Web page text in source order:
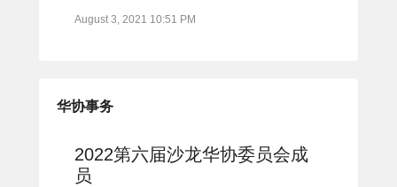
August 3, 2021 10:51 PM
华协事务
2022第六届沙龙华协委员会成
员